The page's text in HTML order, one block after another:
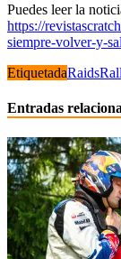
Puedes leer la
https://
siempre-volver-y-
EtiquetadaRaids
Entradas